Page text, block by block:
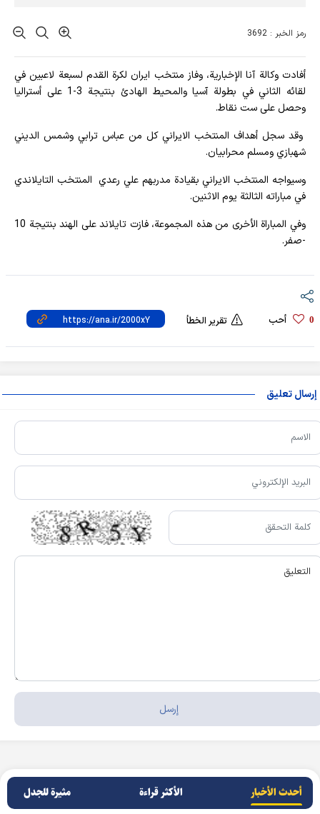
رمز الخبر : 3692
أفادت وکالة آنا الإخباریة، وفاز منتخب ايران لكرة القدم لسبعة لاعبين في
لقائه الثاني في بطولة آسيا والمحيط الهادئ بنتيجة 3-1 على أستراليا
وحصل على ست نقاط.
وقد سجل أهداف المنتخب الايراني كل من عباس ترابي وشمس الديني
شهبازي ومسلم محرابيان.
وسيواجه المنتخب الايراني بقيادة مدربهم علي رعدي المنتخب التايلاندي
في مباراته الثالثة يوم الاثنين.
وفي المباراة الأخرى من هذه المجموعة، فازت تايلاند على الهند بنتيجة 10
-صفر.
0 أحب تقرير الخطأ
إرسال تعليق
أحدث الأخبار الأکثر قراءة مثيرة للجدل